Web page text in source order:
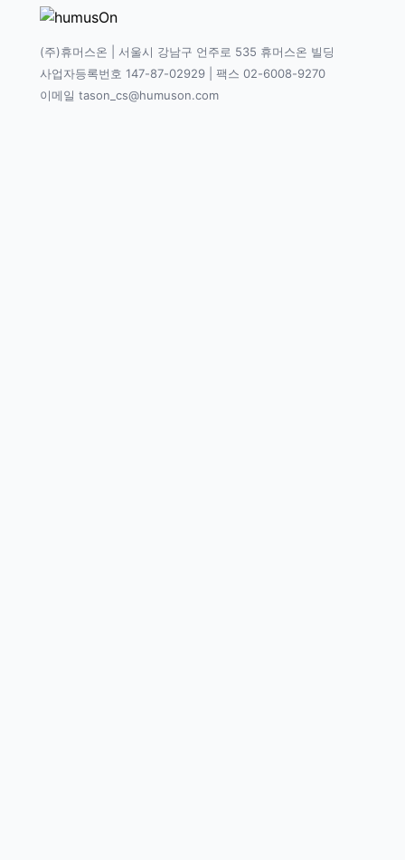
(주)휴머스온 | 서울시 강남구 언주로 535 휴머스온 빌딩
사업자등록번호 147-87-02929 | 팩스 02-6008-9270
이메일 tason_cs@humuson.com